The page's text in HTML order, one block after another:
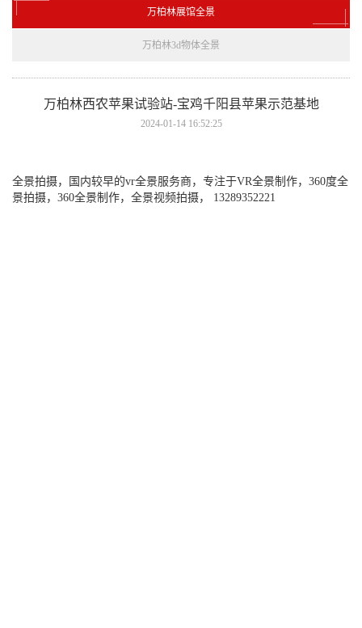
万柏林展馆全景
万柏林3d物体全景
万柏林西农苹果试验站-宝鸡千阳县苹果示范基地
2024-01-14 16:52:25
全景拍摄，国内较早的vr全景服务商，专注于VR全景制作，360度全
景拍摄，360全景制作，全景视频拍摄， 13289352221